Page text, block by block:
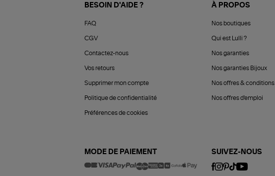
BESOIN D'AIDE ?
FAQ
CGV
Contactez-nous
Vos retours
Supprimer mon compte
Politique de confidentialité
Préférences de cookies
À PROPOS
Nos boutiques
Qui est Lulli ?
Nos garanties
Nos garanties Bijoux
Nos offres & conditions
Nos offres d'emploi
MODE DE PAIEMENT SUIVEZ-NOUS